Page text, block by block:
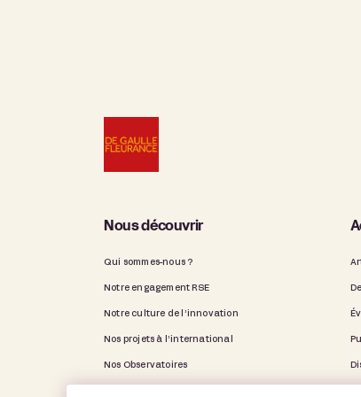
Nous découvrir
Qui sommes-nous ?
Notre engagement RSE
Notre culture de l’innovation
Nos projets à l’international
Nos Observatoires